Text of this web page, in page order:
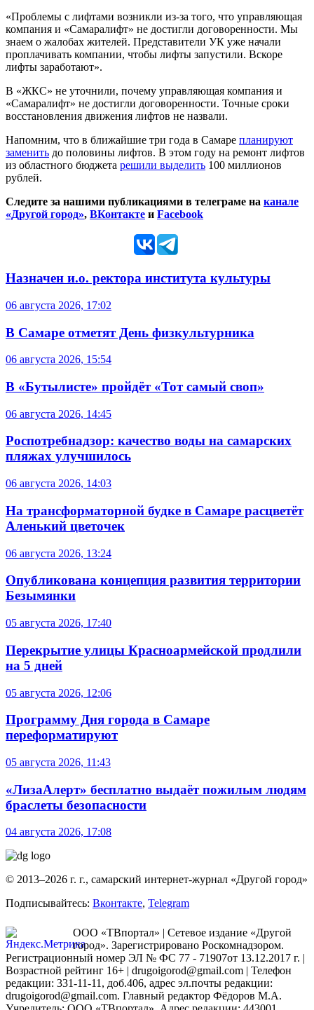
«Проблемы с лифтами возникли из-за того, что управляющая
компания и «Самаралифт» не достигли договоренности. Мы
знаем о жалобах жителей. Представители УК уже начали
проплачивать компании, чтобы лифты запустили. Вскоре
лифты заработают».
В «ЖКС» не уточнили, почему управляющая компания и
«Самаралифт» не достигли договоренности. Точные сроки
восстановления движения лифтов не назвали.
Напомним, что в ближайшие три года в Самаре планируют
заменить до половины лифтов. В этом году на ремонт лифтов
из областного бюджета решили выделить 100 миллионов
рублей.
Следите за нашими публикациями в телеграме на канале
«Другой город», ВКонтакте и Facebook
Назначен и.о. ректора института культуры
06 августа 2026, 17:02
В Самаре отметят День физкультурника
06 августа 2026, 15:54
В «Бутылисте» пройдёт «Тот самый своп»
06 августа 2026, 14:45
Роспотребнадзор: качество воды на самарских
пляжах улучшилось
06 августа 2026, 14:03
На трансформаторной будке в Самаре расцветёт
Аленький цветочек
06 августа 2026, 13:24
Опубликована концепция развития территории
Безымянки
05 августа 2026, 17:40
Перекрытие улицы Красноармейской продлили
на 5 дней
05 августа 2026, 12:06
Программу Дня города в Самаре
переформатируют
05 августа 2026, 11:43
«ЛизаАлерт» бесплатно выдаёт пожилым людям
браслеты безопасности
04 августа 2026, 17:08
© 2013–2026 г. г., самарский интернет-журнал «Другой город»
Подписывайтесь: Вконтакте, Telegram
ООО «ТВпортал» | Сетевое издание «Другой
город». Зарегистрировано Роскомнадзором.
Регистрационный номер ЭЛ № ФС 77 - 71907от 13.12.2017 г. |
Возрастной рейтинг 16+ | drugoigorod@gmail.com | Телефон
редакции: 331-11-11, доб.406, адрес эл.почты редакции:
drugoigorod@gmail.com. Главный редактор Фёдоров М.А.